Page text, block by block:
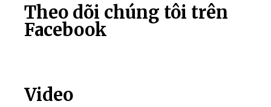
Theo dõi chúng tôi trên
Facebook
Video